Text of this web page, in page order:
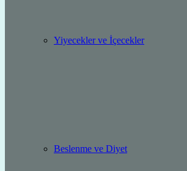
Yiyecekler ve İçecekler
Beslenme ve Diyet